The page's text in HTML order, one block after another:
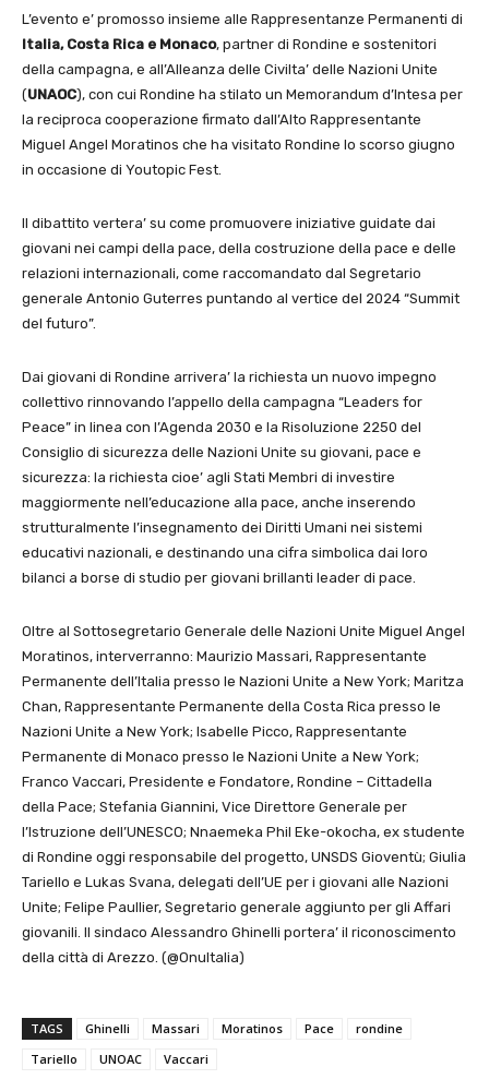
L’evento e’ promosso insieme alle Rappresentanze Permanenti di
Italia, Costa Rica e Monaco, partner di Rondine e sostenitori
della campagna, e all’Alleanza delle Civilta’ delle Nazioni Unite
(UNAOC), con cui Rondine ha stilato un Memorandum d’Intesa per
la reciproca cooperazione firmato dall’Alto Rappresentante
Miguel Angel Moratinos che ha visitato Rondine lo scorso giugno
in occasione di Youtopic Fest.
Il dibattito vertera’ su come promuovere iniziative guidate dai
giovani nei campi della pace, della costruzione della pace e delle
relazioni internazionali, come raccomandato dal Segretario
generale Antonio Guterres puntando al vertice del 2024 “Summit
del futuro”.
Dai giovani di Rondine arrivera’ la richiesta un nuovo impegno
collettivo rinnovando l’appello della campagna “Leaders for
Peace” in linea con l’Agenda 2030 e la Risoluzione 2250 del
Consiglio di sicurezza delle Nazioni Unite su giovani, pace e
sicurezza: la richiesta cioe’ agli Stati Membri di investire
maggiormente nell’educazione alla pace, anche inserendo
strutturalmente l’insegnamento dei Diritti Umani nei sistemi
educativi nazionali, e destinando una cifra simbolica dai loro
bilanci a borse di studio per giovani brillanti leader di pace.
Oltre al Sottosegretario Generale delle Nazioni Unite Miguel Angel
Moratinos, interverranno: Maurizio Massari, Rappresentante
Permanente dell’Italia presso le Nazioni Unite a New York; Maritza
Chan, Rappresentante Permanente della Costa Rica presso le
Nazioni Unite a New York; Isabelle Picco, Rappresentante
Permanente di Monaco presso le Nazioni Unite a New York;
Franco Vaccari, Presidente e Fondatore, Rondine – Cittadella
della Pace; Stefania Giannini, Vice Direttore Generale per
l’Istruzione dell’UNESCO; Nnaemeka Phil Eke-okocha, ex studente
di Rondine oggi responsabile del progetto, UNSDS Gioventù; Giulia
Tariello e Lukas Svana, delegati dell’UE per i giovani alle Nazioni
Unite; Felipe Paullier, Segretario generale aggiunto per gli Affari
giovanili. Il sindaco Alessandro Ghinelli portera’ il riconoscimento
della città di Arezzo. (@OnuItalia)
TAGS Ghinelli Massari Moratinos Pace
rondine
Tariello
UNOAC Vaccari